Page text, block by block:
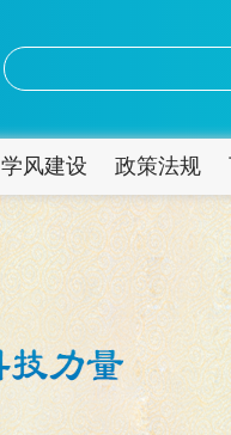
学风建设 政策法规